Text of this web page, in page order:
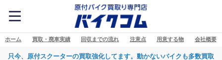
ホーム 買取・廃車実績 回収までの流れ 注意点 用意する物 会社概要
只今、原付スクーターの買取強化してます。動かないバイクも多数買取